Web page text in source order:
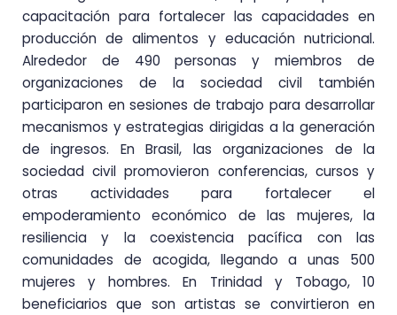
capacitación para fortalecer las capacidades en
producción de alimentos y educación nutricional.
Alrededor de 490 personas y miembros de
organizaciones de la sociedad civil también
participaron en sesiones de trabajo para desarrollar
mecanismos y estrategias dirigidas a la generación
de ingresos. En Brasil, las organizaciones de la
sociedad civil promovieron conferencias, cursos y
otras actividades para fortalecer el
empoderamiento económico de las mujeres, la
resiliencia y la coexistencia pacífica con las
comunidades de acogida, llegando a unas 500
mujeres y hombres. En Trinidad y Tobago, 10
beneficiarios que son artistas se convirtieron en